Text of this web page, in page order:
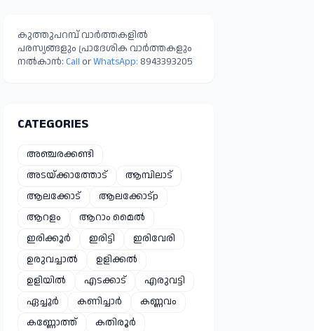
കുത്തുപറമ്പ് വാർത്തകളിൽ
പരസ്യങ്ങളും പ്രാദേശിക വാർത്തകളും
നൽകാൻ: Call orWhatsApp: 8943393205
CATEGORIES
അഞ്ചരക്കണ്ടി
അടയ്ക്കാത്തോട്
ആമ്പിലാട്
ആലക്കോട്
ആലക്കോട്p
ആറളം
ആറാം മൈൽ
ഇരിക്കൂർ
ഇരിട്ടി
ഇരിവേരി
ഉരുവച്ചാൽ
ഉളിക്കൽ
ഉളിയിൽ
എടക്കാട്
എരുവട്ടി
ഏച്ചൂർ
കണിച്ചാർ
കണ്ണവം
കണ്ണോത്ത്
കതിരൂർ